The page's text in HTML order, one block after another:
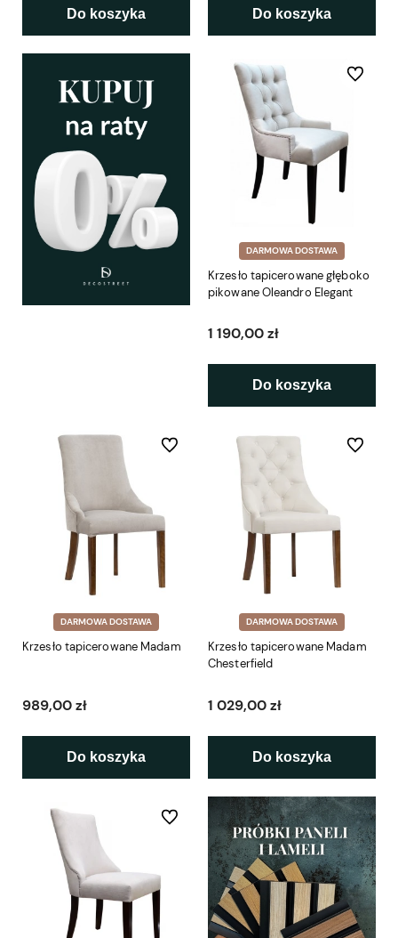
Do koszyka Do koszyka
DARMOWA DOSTAWA
Krzesło tapicerowane głęboko
pikowane Oleandro Elegant
1 190,00 zł
Do koszyka
Do
DARMOWA DOSTAWA
Krzesło tapicerowane Madam
989,00 zł
Do koszyka
Do ulubionych
DARMOWA DOSTAWA
Krzesło tapicerowane Madam
Chesterfield
1 029,00 zł
Do koszyka
Do
Do ulubionych